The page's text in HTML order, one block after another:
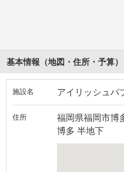
基本情報（地図・住所・予算）
施設名 アイリッシュパ
住所
福岡県福岡市博
博多 半地下